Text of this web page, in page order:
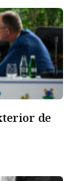
de